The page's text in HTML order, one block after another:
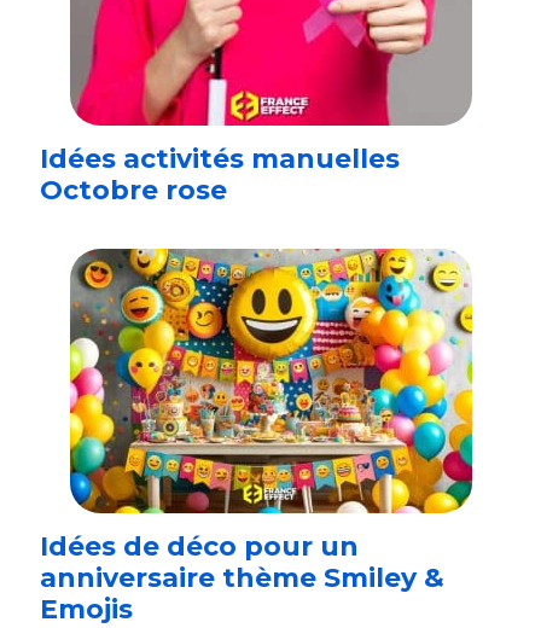
Idées activités manuelles
Octobre rose
Idées de déco pour un
anniversaire thème Smiley &
Emojis